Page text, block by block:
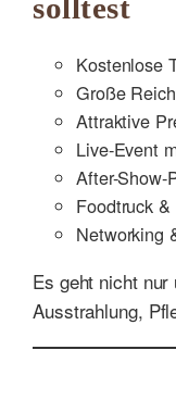
solltest
Kostenlose
Große
Attraktive
Live-Event
After-Show-
Foodtruck
Networking
Es geht nicht nur
Ausstrahlung,